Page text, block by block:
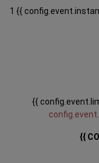
1 {{
{{
{{